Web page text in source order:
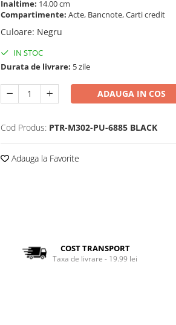
Inaltime: 14.00 cm
Compartimente: Acte, Bancnote, Carti credit
Culoare: Negru
IN STOC
Durata de livrare: 5 zile
ADAUGA IN COS
Cod Produs: PTR-M302-PU-6885 BLACK
Adauga la Favorite
COST TRANSPORT
Taxa de livrare - 19.99 lei